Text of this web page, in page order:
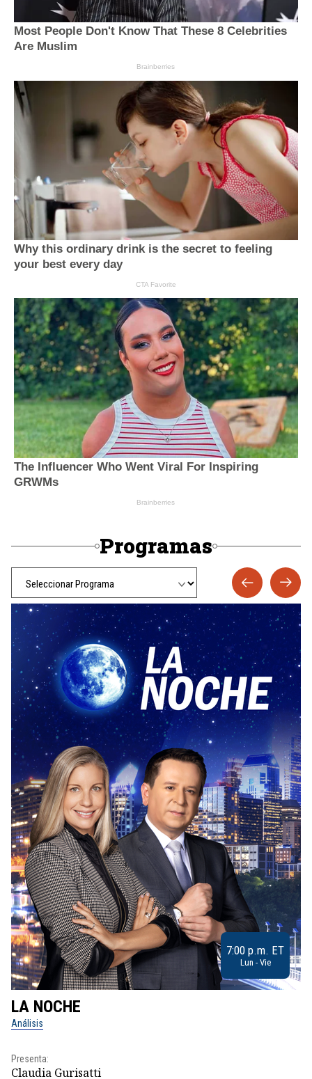
Programas
7:00 p.m. ET
Lun - Vie
LA NOCHE
Análisis
Presenta:
Claudia Gurisatti